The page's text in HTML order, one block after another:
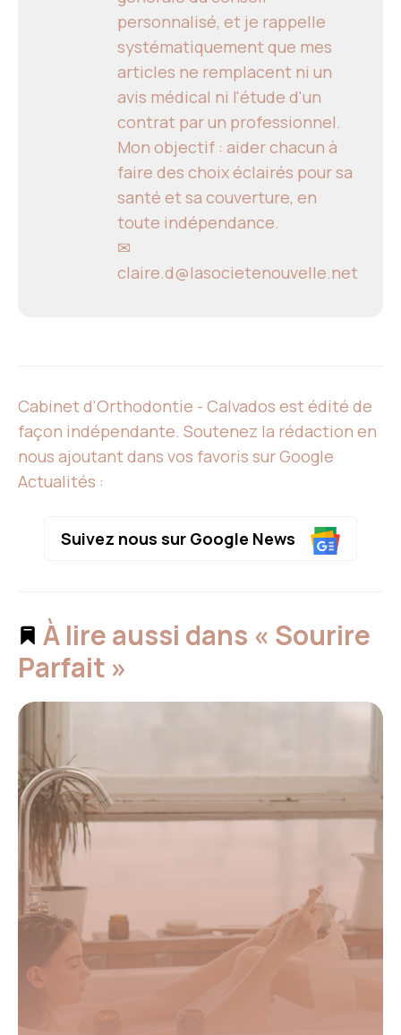
personnalisé, et je rappelle
systématiquement que mes
articles ne remplacent ni un
avis médical ni l'étude d'un
contrat par un professionnel.
Mon objectif : aider chacun à
faire des choix éclairés pour sa
santé et sa couverture, en
toute indépendance.
✉
claire.d@lasocietenouvelle.net
Cabinet d'Orthodontie - Calvados est édité de
façon indépendante. Soutenez la rédaction en
nous ajoutant dans vos favoris sur Google
Actualités :
Suivez nous sur Google News
À lire aussi dans « Sourire
Parfait »